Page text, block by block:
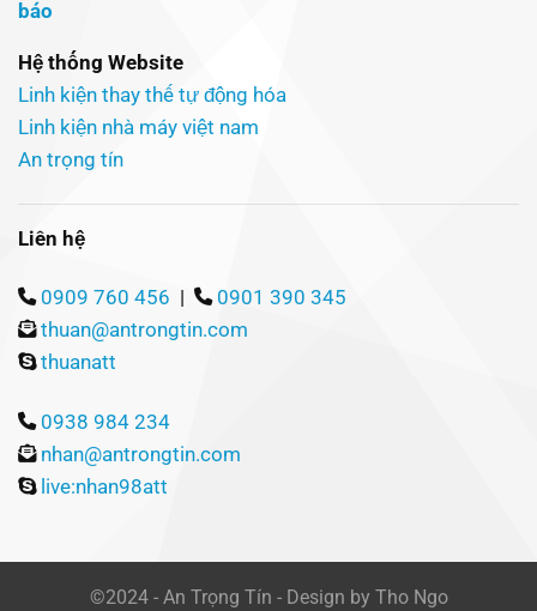
Hệ thống Website
Linh kiện thay thế tự động hóa
Linh kiện nhà máy việt nam
An trọng tín
Liên hệ
0909 760 456 |
0901 390 345
thuan@antrongtin.com
thuanatt
0938 984 234
nhan@antrongtin.com
live:nhan98att
©2024 - An Trọng Tín - Design by Tho Ngo